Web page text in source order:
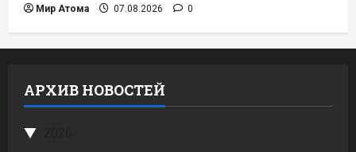
Мир Атома 07.08.2026 0
АРХИВ НОВОСТЕЙ